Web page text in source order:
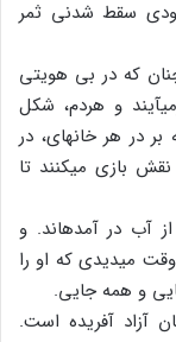
سقط شدنی ثمر
که در بی هویتی
و هردم، شکل
در هر خانه‏ای، در
بازی می‏کنند تا
آب در آمده‏اند. و
می‏دیدی که او را
و همه جایی.
آزاد آفریده است.